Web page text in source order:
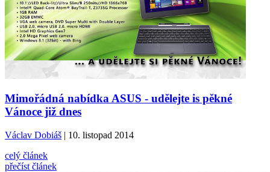
Mimořádná nabídka ASUS - udělejte is pěkné
Vánoce již dnes
Václav Dobiáš | 10. listopad 2014
celý článek
přečíst článek